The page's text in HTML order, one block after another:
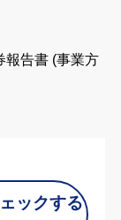
報告書 (事業方
ックする